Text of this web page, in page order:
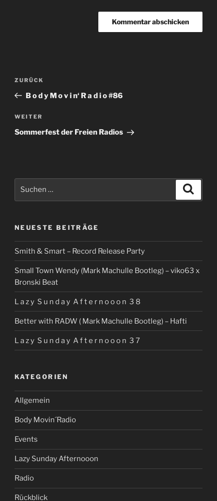
Beitragsnavigation
Vorheriger
Beitrag
ZURÜCK
B o d y M o v i n‘ R a d i o #86
Nächster
Beitrag
WEITER
Sommerfest der Freien Radios
NEUESTE BEITRÄGE
Smith & Smart – Record Release Party
Small Town Wendy (Mark Machulle Bootleg) – viko63 x
Bronski Beat
L a z y S u n d a y A f t e r n o o o n 3 8
Better with RADW ( Mark Machulle Bootleg) – Hafti
L a z y S u n d a y A f t e r n o o o n 3 7
KATEGORIEN
Allgemein
Body Movin´Radio
Events
Lazy Sunday Afternooon
Radio
Rückblick